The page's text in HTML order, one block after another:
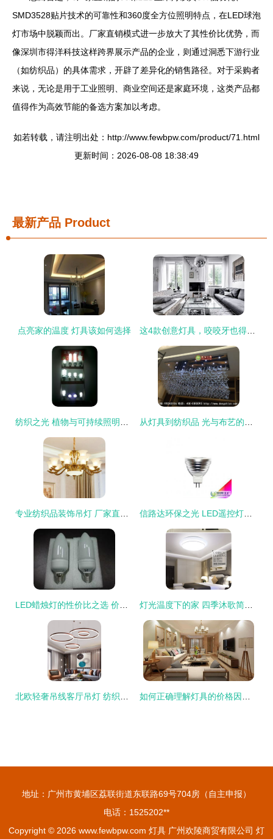
SMD3528贴片技术的可靠性和360度全方位照明特点，在LED球泡
灯市场中脱颖而出。厂家直销模式进一步放大了其性价比优势，而
像深圳市得洋科技这样跨界展示产品的企业，则通过洞悉下游行业
（如纺织品）的具体需求，开辟了差异化的销售路径。对于采购者
来说，无论是用于工业照明、商业空间还是家庭环境，这类产品都
值得作为高效节能的备选方案加以考虑。
如若转载，请注明出处：http://www.fewbpw.com/product/71.html
更新时间：2026-08-08 18:38:49
最新产品 Product
点亮家的温度 灯具该如何选择
地址：广州市黄埔区荔联街道东联路69号704房（自主申报）
电话：1525202**
Copyright © 2026 www.fewbpw.com 灯具 广州欢陵商贸有限公司 灯